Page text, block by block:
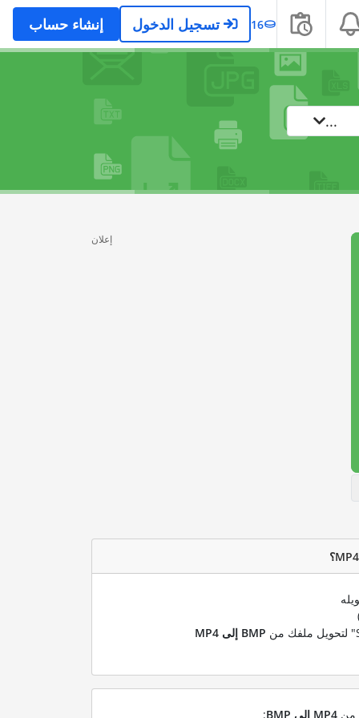
16 تسجيل الدخول إنشاء حساب
...
إعلان
BMP إلى MP4
من MP4 إلى BMP :